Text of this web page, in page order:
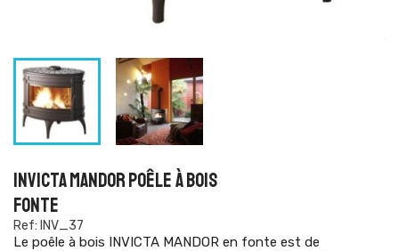
INVICTA MANDOR POÊLE À BOIS
FONTE
Ref: INV_37
Le poêle à bois INVICTA MANDOR en fonte est de